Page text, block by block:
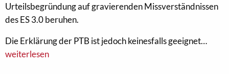
Urteilsbegründung auf gravierenden Missverständnissen
des ES 3.0 beruhen.
Die Erklärung der PTB ist jedoch keinesfalls geeignet…
weiterlesen